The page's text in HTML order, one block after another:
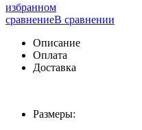
избранном
сравнениеВ сравнении
Описание
Оплата
Доставка
Размеры: